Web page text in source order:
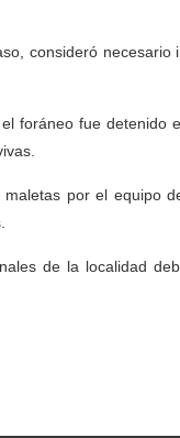
consideró
foráneo fue
por el equipo
de la localidad